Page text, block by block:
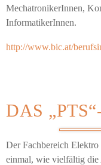
MechatronikerInnen,
InformatikerInnen.
http://www.bic.at/
DAS
Der Fachbereich
einmal, wie vielfältig